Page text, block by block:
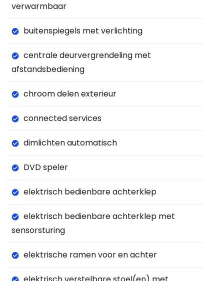
verwarmbaar
buitenspiegels met verlichting
centrale deurvergrendeling met
afstandsbediening
chroom delen exterieur
connected services
dimlichten automatisch
DVD speler
elektrisch bedienbare achterklep
elektrisch bedienbare achterklep met
sensorsturing
elektrische ramen voor en achter